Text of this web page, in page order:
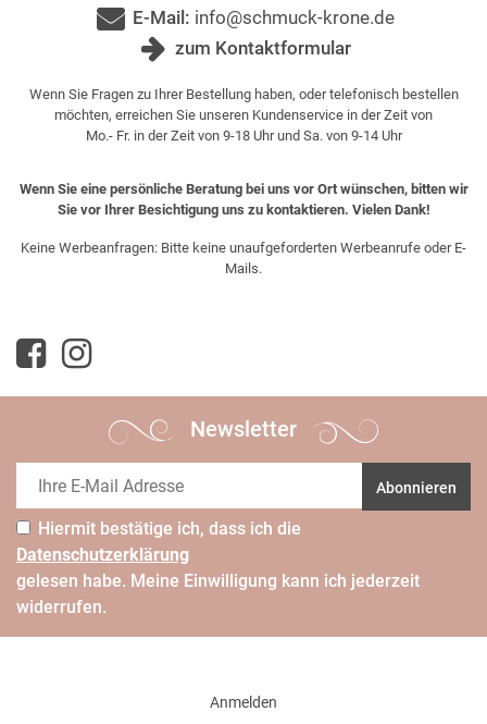
E-Mail: info@schmuck-krone.de
zum Kontaktformular
Wenn Sie Fragen zu Ihrer Bestellung haben, oder telefonisch bestellen
möchten, erreichen Sie unseren Kundenservice in der Zeit von
Mo.- Fr. in der Zeit von 9-18 Uhr und Sa. von 9-14 Uhr
Wenn Sie eine persönliche Beratung bei uns vor Ort wünschen, bitten wir
Sie vor Ihrer Besichtigung uns zu kontaktieren. Vielen Dank!
Keine Werbeanfragen: Bitte keine unaufgeforderten Werbeanrufe oder E-
Mails.
Newsletter
Abonnieren
Hiermit bestätige ich, dass ich die
Daten­schutz­erklärung
gelesen habe. Meine Einwilligung kann ich jederzeit
widerrufen.
Anmelden